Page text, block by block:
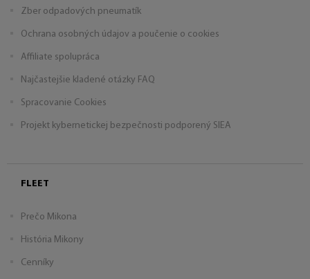
Zber odpadových pneumatík
Ochrana osobných údajov a poučenie o cookies
Affiliate spolupráca
Najčastejšie kladené otázky FAQ
Spracovanie Cookies
Projekt kybernetickej bezpečnosti podporený SIEA
FLEET
Prečo Mikona
História Mikony
Cenníky